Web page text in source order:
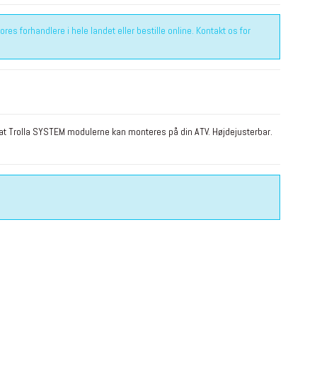
forhandlere i hele landet eller bestille online. Kontakt os for
SYSTEM modulerne kan monteres på din ATV. Højdejusterbar.